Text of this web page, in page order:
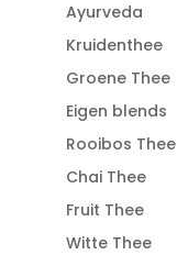
Ayurveda
Kruidenthee
Groene Thee
Eigen blends
Rooibos Thee
Chai Thee
Fruit Thee
Witte Thee